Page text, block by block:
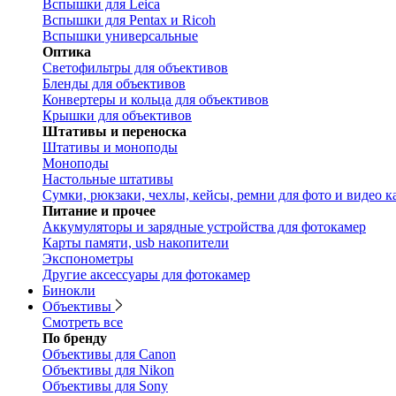
Вспышки для Leica
Вспышки для Pentax и Ricoh
Вспышки универсальные
Оптика
Светофильтры для объективов
Бленды для объективов
Конвертеры и кольца для объективов
Крышки для объективов
Штативы и переноска
Штативы и моноподы
Моноподы
Настольные штативы
Сумки, рюкзаки, чехлы, кейсы, ремни для фото и видео
Питание и прочее
Аккумуляторы и зарядные устройства для фотокамер
Карты памяти, usb накопители
Экспонометры
Другие аксессуары для фотокамер
Бинокли
Объективы
Смотреть все
По бренду
Объективы для Canon
Объективы для Nikon
Объективы для Sony